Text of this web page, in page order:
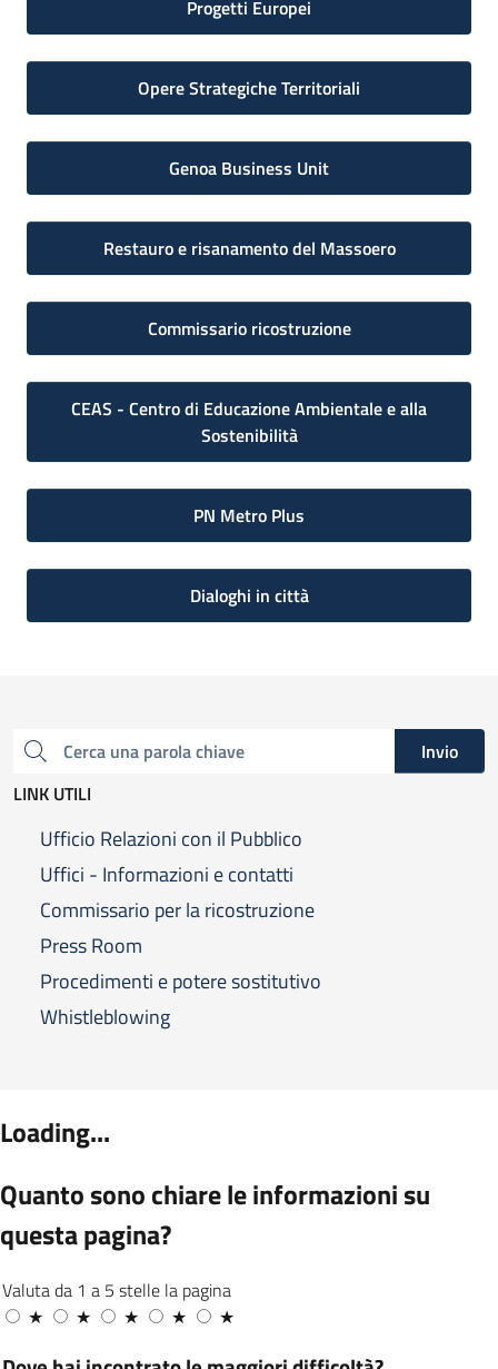
Progetti Europei
Opere Strategiche Territoriali
Genoa Business Unit
Restauro e risanamento del Massoero
Commissario ricostruzione
CEAS - Centro di Educazione Ambientale e alla
Sostenibilità
PN Metro Plus
Dialoghi in città
Cerca una parola chiave
Invio
LINK UTILI
Ufficio Relazioni con il Pubblico
Uffici - Informazioni e contatti
Commissario per la ricostruzione
Press Room
Procedimenti e potere sostitutivo
Whistleblowing